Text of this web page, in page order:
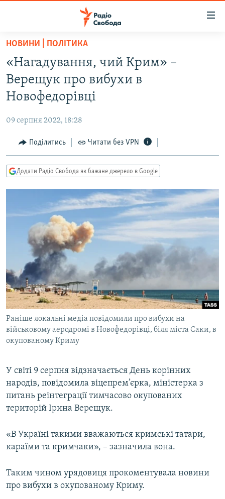
Перейти
основного
матеріалу
Перейти
до
основної
навігації
Перейти
до
пошуку
ВСЕ ЗА ДОБУ
СТАТТІ
ЕКОНОМІКА
СУСПІЛЬСТВО
СВІТ
РОСІЙСЬКА «ФІЛЬТРАЦІЯ»
ДОНБАС.РЕАЛІЇ
ТИ ЯК?
КИТАЙ.ВИКЛИКИ
МУЛЬТИМЕДІА
ФОТО
СПЕЦПРОЄКТИ
ПОДКАСТИ
КРИМ РЕАЛІЇ
РУС
УКР
КТАТ
ДОЛУЧАЙСЯ!
НОВИНИ | ПОЛІТИКА
«Нагадування, чий Крим» –
Верещук про вибухи в
Новофедорівці
09 серпня 2022, 18:28
Поділитись Читати без VPN
Додати Радіо Свобода як бажане джерело в Google
Раніше локальні медіа повідомили про вибухи на
військовому аеродромі в Новофедорівці, біля міста Саки, в
окупованому Криму
У світі 9 серпня відзначається День корінних
народів, повідомила віцепрем’єрка, міністерка з
питань реінтеграції тимчасово окупованих
територій Ірина Верещук.
«В Україні такими вважаються кримські татари,
караїми та кримчаки», – зазначила вона.
Таким чином урядовиця прокоментувала новини
про вибухи в окупованому Криму.